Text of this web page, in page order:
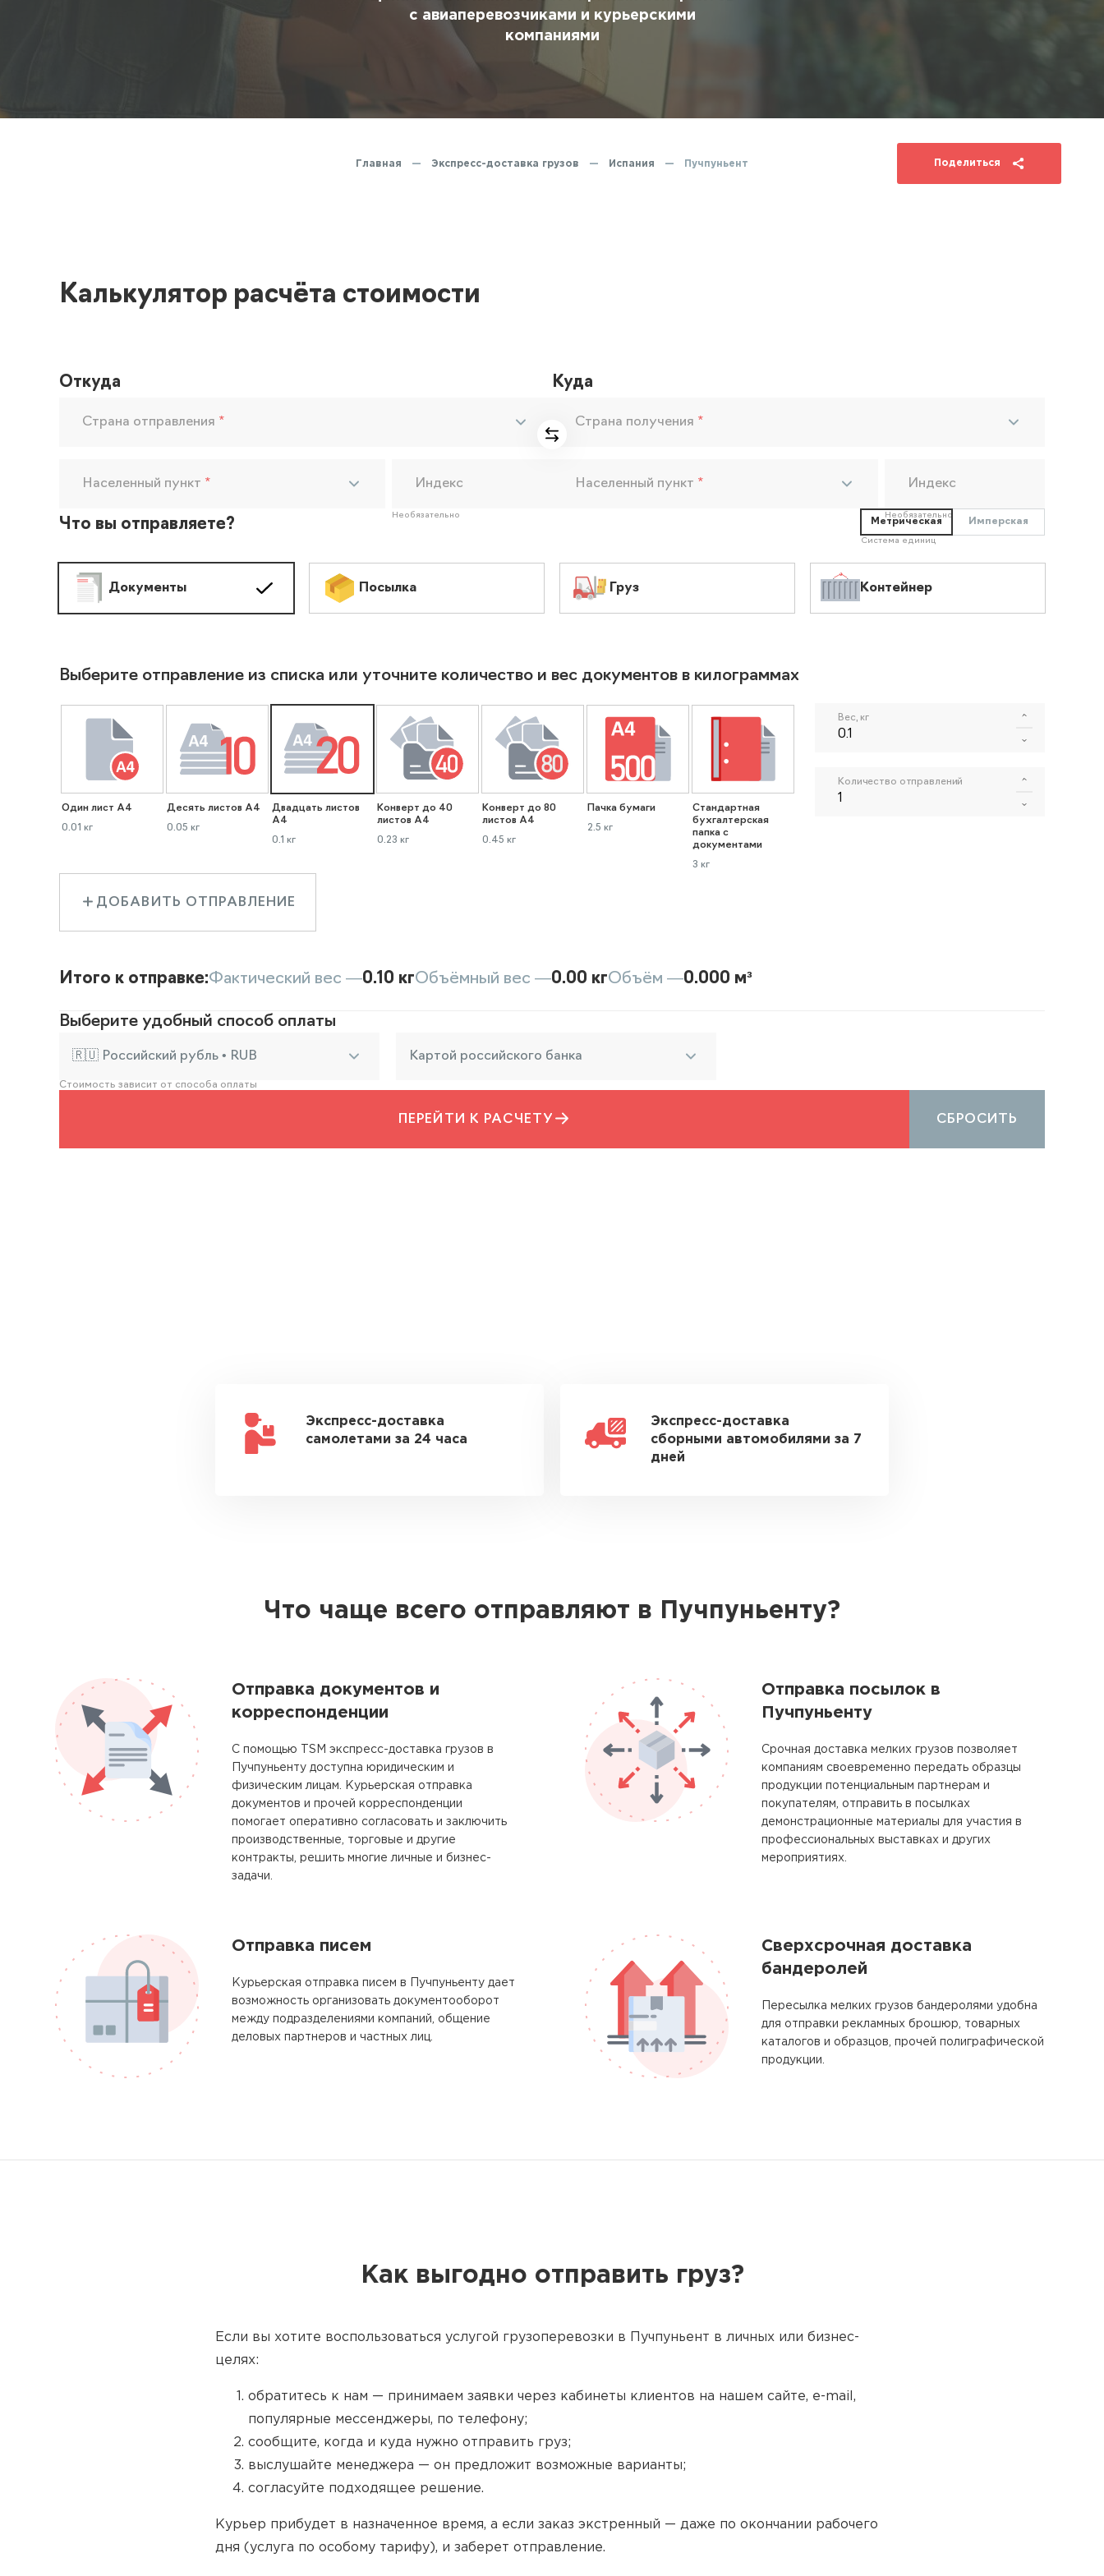
декларирование
с авиаперевозчиками и курьерскими
компаниями
Главная — Экспресс-доставка грузов — Испания — Пучпуньент Поделиться
Калькулятор расчёта стоимости
Откуда
Страна отправления *
Населенный пункт * Индекс
Необязательно
Куда
Страна получения *
Населенный пункт * Индекс
Необязательно
Что вы отправляете? Метрическая Имперская
Система единиц
Документы Посылка Груз Контейнер
Выберите отправление из списка или уточните количество и вес документов в килограммах
Один лист А4
0.01 кг
Десять листов А4
0.05 кг
Двадцать листов
А4
0.1 кг
Конверт до 40
листов А4
0.23 кг
Конверт до 80
листов А4
0.45 кг
Пачка бумаги
2.5 кг
Стандартная
бухгалтерская
папка с
документами
3 кг
Вес, кг
Количество отправлений
ДОБАВИТЬ ОТПРАВЛЕНИЕ
Итого к отправке:Фактический вес —0.10 кгОбъёмный вес —0.00 кгОбъём —0.000 м³
Выберите удобный способ оплаты
🇷🇺 Российский рубль • RUB Картой российского банка
Стоимость зависит от способа оплаты
ПЕРЕЙТИ К РАСЧЕТУ СБРОСИТЬ
Экспресс-доставка
самолетами за 24 часа
Экспресс-доставка
сборными автомобилями за 7
дней
Что чаще всего отправляют в Пучпуньенту?
Отправка документов и
корреспонденции
С помощью TSM экспресс-доставка грузов в
Пучпуньенту доступна юридическим и
физическим лицам. Курьерская отправка
документов и прочей корреспонденции
помогает оперативно согласовать и заключить
производственные, торговые и другие
контракты, решить многие личные и бизнес-
задачи.
Отправка посылок в
Пучпуньенту
Срочная доставка мелких грузов позволяет
компаниям своевременно передать образцы
продукции потенциальным партнерам и
покупателям, отправить в посылках
демонстрационные материалы для участия в
профессиональных выставках и других
мероприятиях.
Отправка писем
Курьерская отправка писем в Пучпуньенту дает
возможность организовать документооборот
между подразделениями компаний, общение
деловых партнеров и частных лиц.
Сверхсрочная доставка
бандеролей
Пересылка мелких грузов бандеролями удобна
для отправки рекламных брошюр, товарных
каталогов и образцов, прочей полиграфической
продукции.
Как выгодно отправить груз?
Если вы хотите воспользоваться услугой грузоперевозки в Пучпуньент в личных или бизнес-
целях:
обратитесь к нам — принимаем заявки через кабинеты клиентов на нашем сайте, e-mail,
популярные мессенджеры, по телефону;
сообщите, когда и куда нужно отправить груз;
выслушайте менеджера — он предложит возможные варианты;
согласуйте подходящее решение.
Курьер прибудет в назначенное время, а если заказ экстренный — даже по окончании рабочего
дня (услуга по особому тарифу), и заберет отправление.